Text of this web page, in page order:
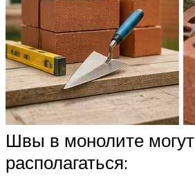
Швы в монолите могут
располагаться: